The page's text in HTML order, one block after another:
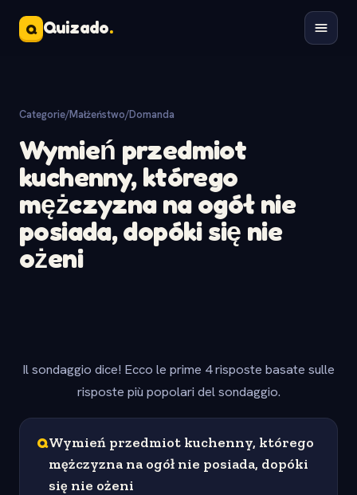
Q Quizado.
Categorie/Małżeństwo/Domanda
Wymień przedmiot
kuchenny, którego
mężczyzna na ogół nie
posiada, dopóki się nie
ożeni
Il sondaggio dice! Ecco le prime 4 risposte basate sulle
risposte più popolari del sondaggio.
QWymień przedmiot kuchenny, którego
mężczyzna na ogół nie posiada, dopóki
się nie ożeni